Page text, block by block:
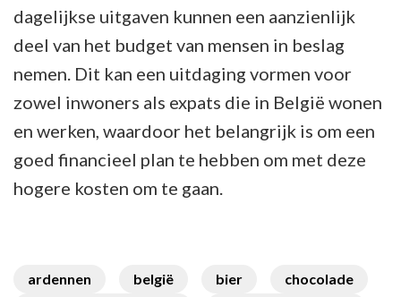
dagelijkse uitgaven kunnen een aanzienlijk
deel van het budget van mensen in beslag
nemen. Dit kan een uitdaging vormen voor
zowel inwoners als expats die in België wonen
en werken, waardoor het belangrijk is om een
goed financieel plan te hebben om met deze
hogere kosten om te gaan.
ardennen belgië bier
chocolade